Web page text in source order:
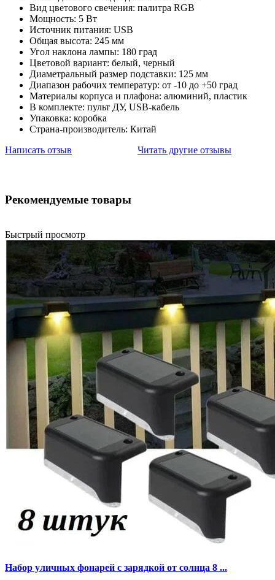
Вид цветового свечения: палитра RGB
Мощность: 5 Вт
Источник питания: USB
Общая высота: 245 мм
Угол наклона лампы: 180 град
Цветовой вариант: белый, черный
Диаметральный размер подставки: 125 мм
Диапазон рабочих температур: от -10 до +50 град
Материалы корпуса и плафона: алюминий, пластик
В комплекте: пульт ДУ, USB-кабель
Упаковка: коробка
Страна-производитель: Китай
Написать отзыв
Читать другие отзывы
Рекомендуемые товары
Быстрый просмотр
Набор уличных фонарей с зарядкой от солнца 8 ...